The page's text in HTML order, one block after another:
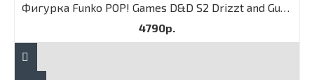
Фигурка Funko POP! Games D&D S2 Drizzt and Guenhwyvar 2PK
4790р.